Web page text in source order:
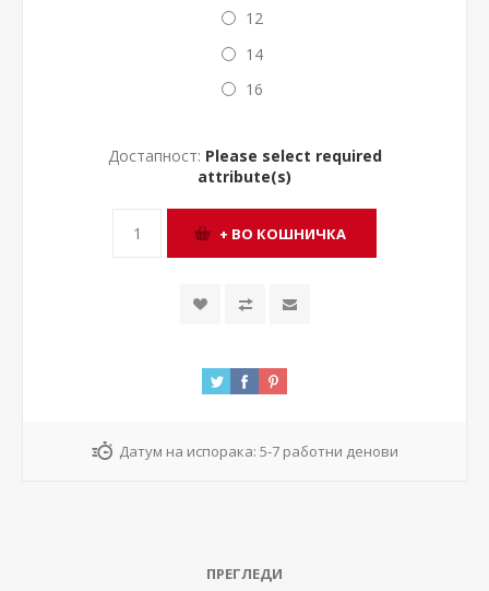
12
14
16
Достапност: Please select required
attribute(s)
Датум на испорака: 5-7 работни денови
ПРЕГЛЕДИ